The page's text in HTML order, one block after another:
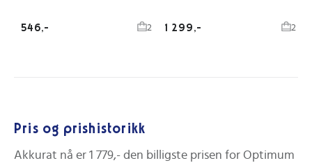
546,- 2 1 299,- 2
Pris og prishistorikk
Akkurat nå er 1 779,- den billigste prisen for Optimum